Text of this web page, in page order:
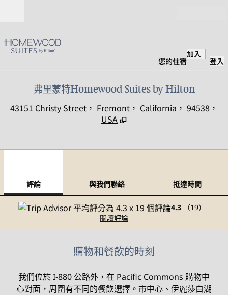
您的住宿
加入
登入
弗里蒙特Homewood Suites by Hilton
43151 Christy Street， Fremont， California， 94538，
USA
評論 與我們聯絡 抵達時間
4.3 （19）
閱讀評論
購物和餐飲的時刻
我們位於 I-880 公路外，在 Pacific Commons 購物中
心對面，周圍有不同的餐飲選擇。市中心、伊麗莎白湖